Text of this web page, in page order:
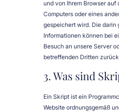
und von Ihrem Browser auf
Computers oder eines
gespeichert wird. Die darin
Informationen können bei
Besuch an unsere Server
betreffenden Dritten
3. Was sind
Ein Skript ist ein
Website ordnungsgemäß